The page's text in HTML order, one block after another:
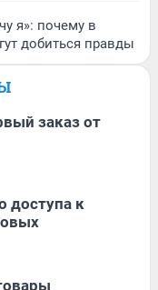
я»: почему в
добиться правды
заказ от
доступа к